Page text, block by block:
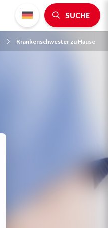
SUCHE
Krankenschwester zu Hause